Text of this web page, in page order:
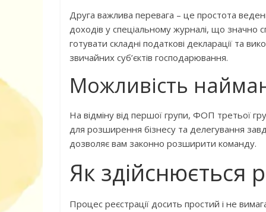
Друга важлива перевага – це простота
доходів у спеціальному журналі, що значно
готувати складні податкові декларації та
звичайних суб’єктів господарювання.
Можливість
На відміну від першої групи, ФОП третьої
для розширення бізнесу та делегування
дозволяє вам законно розширити команду.
Як здійснюється
Процес реєстрації досить простий і не
ДНЗ ясла-
розвитку –